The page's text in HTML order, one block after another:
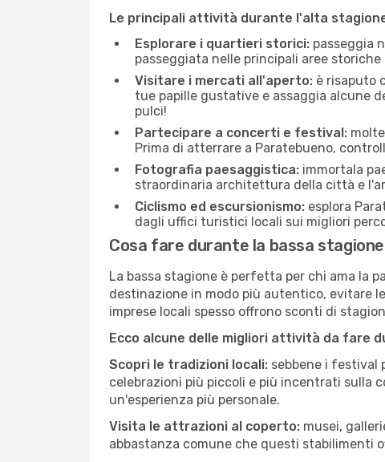
Le principali attività durante l'alta
Esplorare i quartieri storici: passeggia
passeggiata nelle principali aree
Visitare i mercati all'aperto: è risaputo
tue papille gustative e assaggia alcune
pulci!
Partecipare a concerti e festival:
Prima di atterrare a Paratebueno,
Fotografia paesaggistica: immortala
straordinaria architettura della città e
Ciclismo ed escursionismo: esplora
dagli uffici turistici locali sui migliori
Cosa fare durante la bassa
La bassa stagione è perfetta per chi ama la
destinazione in modo più autentico, evitare
imprese locali spesso offrono sconti di
Ecco alcune delle migliori attività da fare
Scopri le tradizioni locali: sebbene i festival
celebrazioni più piccoli e più incentrati sulla
un'esperienza più personale.
Visita le attrazioni al coperto: musei,
abbastanza comune che questi stabilimenti